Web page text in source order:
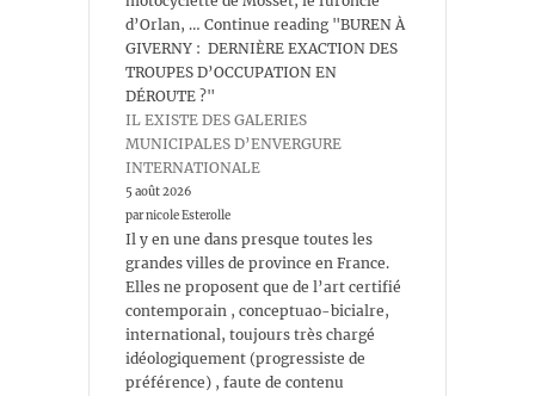
d’Orlan, … Continue reading "BUREN À
GIVERNY : DERNIÈRE EXACTION DES
TROUPES D’OCCUPATION EN
DÉROUTE ?"
IL EXISTE DES GALERIES
MUNICIPALES D’ENVERGURE
INTERNATIONALE
5 août 2026
par nicole Esterolle
Il y en une dans presque toutes les
grandes villes de province en France.
Elles ne proposent que de l’art certifié
contemporain , conceptuao-bicialre,
international, toujours très chargé
idéologiquement (progressiste de
préférence) , faute de contenu